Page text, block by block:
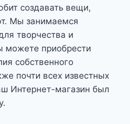
создавать вещи,
Мы занимаемся
творчества и
можете приобрести
собственного
почти всех известных
Интернет-магазин был